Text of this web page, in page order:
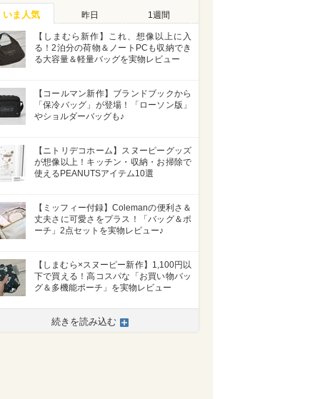
いま人気 昨日 1週間
【しまむら新作】これ、想像以上に入
る！2泊分の荷物＆ノートPCも収納でき
る大容量＆軽量バッグを実物レビュー
【コールマン新作】ブランドブックから
「保冷バッグ」が登場！「ローソン版」
やショルダーバッグも♪
【ニトリデコホーム】スヌーピーグッズ
が想像以上！キッチン・収納・お掃除で
使えるPEANUTSアイテム10選
【ミッフィー付録】Colemanの便利さ＆
丈夫さに可愛さをプラス！「バッグ＆ポ
ーチ」2点セットを実物レビュー♪
【しまむら×スヌーピー新作】1,100円以
下で買える！高コスパな「お買い物バッ
グ＆多機能ポーチ」を実物レビュー
続きを読み込む